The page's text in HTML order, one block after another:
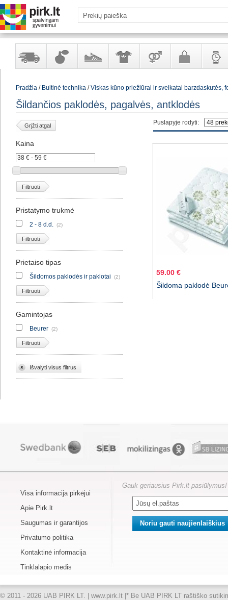
Yra
Kvepalai
kosmetika
Avalynė Apranga
aksesuarai
Prekės
Galanterija
Pradžia/ Buitinė technika/Viskas kūno priežiūrai ir sveikatai barzdaskutės,
Šildančios paklodės, pagalvės, antklodės
Puslapyje rodyti:
Grįžti atgal
Kaina
Filtruoti
Pristatymo trukmė
2 - 8 d.d. (2)
Filtruoti
Prietaiso tipas
Šildomos paklodės ir paklotai (2)
Filtruoti
Gamintojas
Beurer (2)
Filtruoti
Išvalyti visus filtrus
59.00 €
Šildoma paklodė
Visa informacija pirkėjui
Apie Pirk.lt
Saugumas ir garantijos
Privatumo politika
Kontaktinė informacija
Tinklalapio medis
Gauk geriausius Pirk.lt pasiūlymus!
© 2011 - 2026 UAB PIRK LT. | www.pirk.lt |* Be UAB PIRK LT raštiško